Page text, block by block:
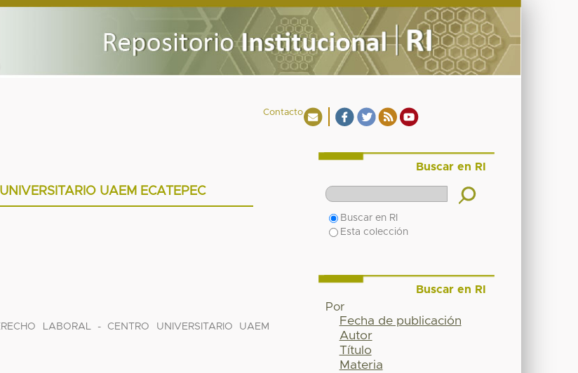
Contacto
UAEM ECATEPEC
LABORAL - CENTRO UNIVERSITARIO UAEM
Buscar en RI
Buscar en RI
Esta colección
Buscar en RI
Por
Fecha de publicación
Autor
Título
Materia